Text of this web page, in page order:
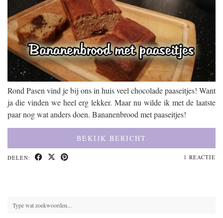
Rond Pasen vind je bij ons in huis veel chocolade paaseitjes! Want
ja die vinden we heel erg lekker. Maar nu wilde ik met de laatste
paar nog wat anders doen. Bananenbrood met paaseitjes!
BEKIJK BERICHT
DELEN: 1 REACTIE